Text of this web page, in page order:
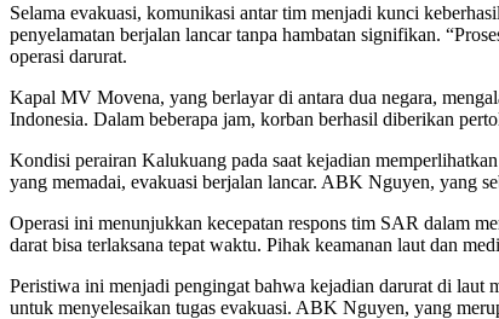
Selama evakuasi, komunikasi antar tim menjadi kunci
penyelamatan berjalan lancar tanpa hambatan signifikan.
operasi darurat.
Kapal MV Movena, yang berlayar di antara dua negara,
Indonesia. Dalam beberapa jam, korban berhasil diberikan
Kondisi perairan Kalukuang pada saat kejadian
yang memadai, evakuasi berjalan lancar. ABK Nguyen, yang
Operasi ini menunjukkan kecepatan respons tim SAR dalam
darat bisa terlaksana tepat waktu. Pihak keamanan laut dan
Peristiwa ini menjadi pengingat bahwa kejadian darurat di laut
untuk menyelesaikan tugas evakuasi. ABK Nguyen, yang